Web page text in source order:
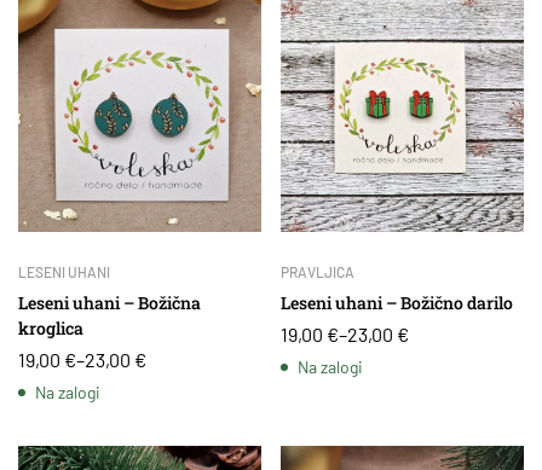
LESENI UHANI
Leseni uhani – Božična
kroglica
19,00 €–23,00 €
Na zalogi
PRAVLJICA
Leseni uhani – Božično darilo
19,00 €–23,00 €
Na zalogi